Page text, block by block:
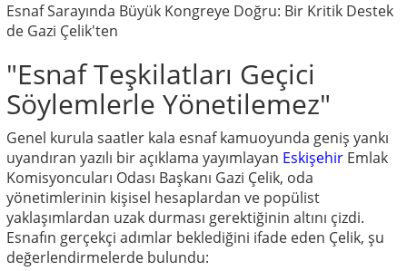
Esnaf Sarayında Büyük Kongreye Doğru: Bir Kritik Destek
de Gazi Çelik'ten
"Esnaf Teşkilatları Geçici
Söylemlerle Yönetilemez"
Genel kurula saatler kala esnaf kamuoyunda geniş yankı
uyandıran yazılı bir açıklama yayımlayan Eskişehir Emlak
Komisyoncuları Odası Başkanı Gazi Çelik, oda
yönetimlerinin kişisel hesaplardan ve popülist
yaklaşımlardan uzak durması gerektiğinin altını çizdi.
Esnafın gerçekçi adımlar beklediğini ifade eden Çelik, şu
değerlendirmelerde bulundu: